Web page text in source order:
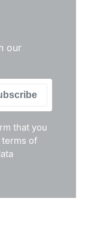
our
that you
terms of